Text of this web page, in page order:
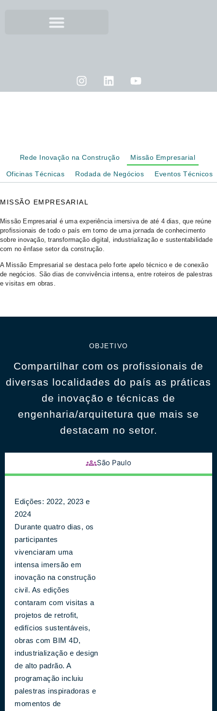
Rede Inovação na Construção Missão Empresarial
Oficinas Técnicas Rodada de Negócios Eventos Técnicos
MISSÃO EMPRESARIAL
Missão Empresarial é uma experiência imersiva de até 4 dias, que reúne
profissionais de todo o país em torno de uma jornada de conhecimento
sobre inovação, transformação digital, industrialização e sustentabilidade
com no ênfase setor da construção.
A Missão Empresarial se destaca pelo forte apelo técnico e de conexão
de negócios. São dias de convivência intensa, entre roteiros de palestras
e visitas em obras.
OBJETIVO
Compartilhar com os profissionais de
diversas localidades do país as práticas
de inovação e técnicas de
engenharia/arquitetura que mais se
destacam no setor.
São Paulo
Edições: 2022, 2023 e
2024
Durante quatro dias, os
participantes
vivenciaram uma
intensa imersão em
inovação na construção
civil. As edições
contaram com visitas a
projetos de retrofit,
edifícios sustentáveis,
obras com BIM 4D,
industrialização e design
de alto padrão. A
programação incluiu
palestras inspiradoras e
momentos de